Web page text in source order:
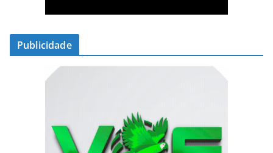
Publicidade